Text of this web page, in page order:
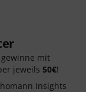
mit
jeweils 50€!
Insights